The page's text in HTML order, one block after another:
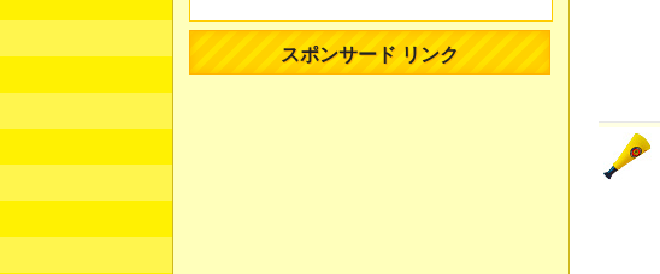
スポンサード リンク